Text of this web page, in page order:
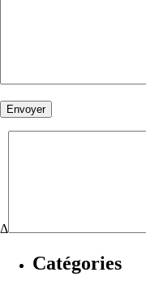
Δ
Catégories